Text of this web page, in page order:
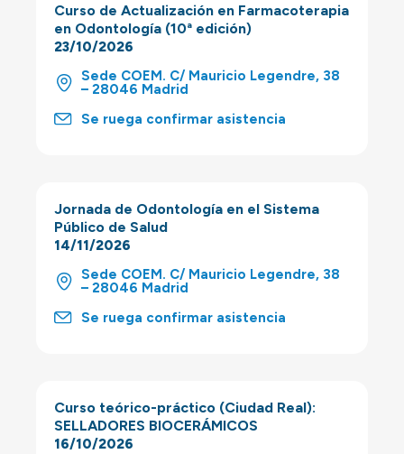
Curso de Actualización en Farmacoterapia
en Odontología (10ª edición)
23/10/2026
Sede COEM. C/ Mauricio Legendre, 38
– 28046 Madrid
Se ruega confirmar asistencia
Jornada de Odontología en el Sistema
Público de Salud
14/11/2026
Sede COEM. C/ Mauricio Legendre, 38
– 28046 Madrid
Se ruega confirmar asistencia
Curso teórico-práctico (Ciudad Real):
SELLADORES BIOCERÁMICOS
16/10/2026